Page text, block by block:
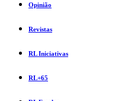
Opinião
Revistas
RL Iniciativas
RL+65